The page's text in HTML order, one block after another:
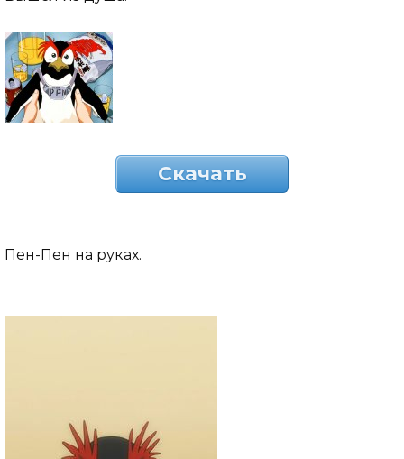
Скачать
Пен-Пен на руках.